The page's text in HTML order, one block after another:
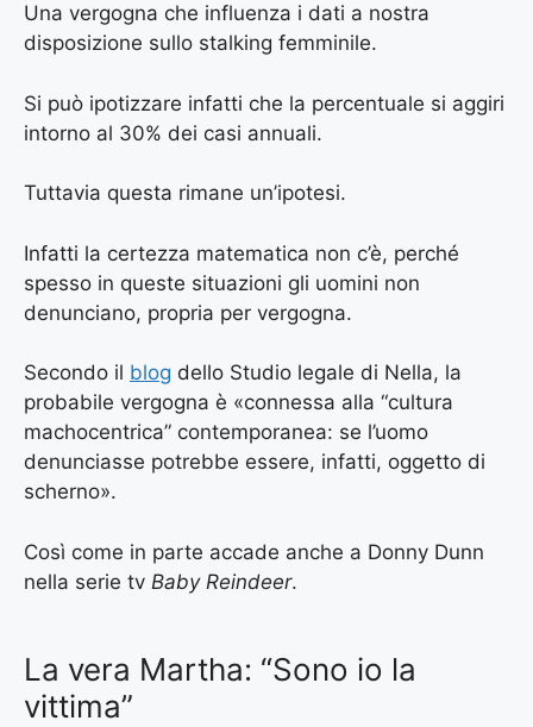
Una vergogna che influenza i dati a nostra
disposizione sullo stalking femminile.
Si può ipotizzare infatti che la percentuale si aggiri
intorno al 30% dei casi annuali.
Tuttavia questa rimane un’ipotesi.
Infatti la certezza matematica non c’è, perché
spesso in queste situazioni gli uomini non
denunciano, propria per vergogna.
Secondo il blog dello Studio legale di Nella, la
probabile vergogna è «connessa alla “cultura
machocentrica” contemporanea: se l’uomo
denunciasse potrebbe essere, infatti, oggetto di
scherno».
Così come in parte accade anche a Donny Dunn
nella serie tv Baby Reindeer.
La vera Martha: “Sono io la
vittima”